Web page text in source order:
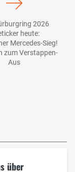
2026
heute:
Mercedes-Sieg!
zum Verstappen-
Aus
über